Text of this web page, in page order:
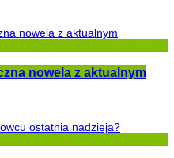
nowela z aktualnym